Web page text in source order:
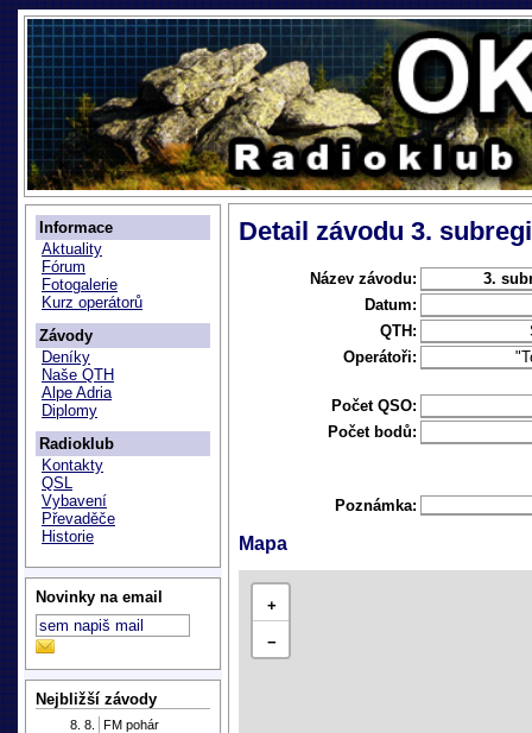
Informace
Aktuality
Fórum
Fotogalerie
Kurz operátorů
Závody
Deníky
Naše QTH
Alpe Adria
Diplomy
Radioklub
Kontakty
QSL
Vybavení
Převaděče
Historie
Novinky na email
Nejbližší závody
8. 8.
FM pohár
Detail závodu 3.
Název závodu:
3.
Datum:
QTH:
Operátoři:
Počet QSO:
Počet bodů:
Poznámka:
Mapa
+
−